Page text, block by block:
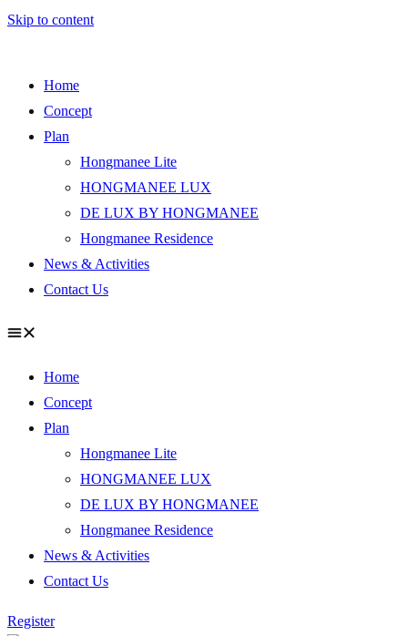
Skip to content
Home
Concept
Plan
Hongmanee Lite
HONGMANEE LUX
DE LUX BY HONGMANEE
Hongmanee Residence
News & Activities
Contact Us
Home
Concept
Plan
Hongmanee Lite
HONGMANEE LUX
DE LUX BY HONGMANEE
Hongmanee Residence
News & Activities
Contact Us
Register